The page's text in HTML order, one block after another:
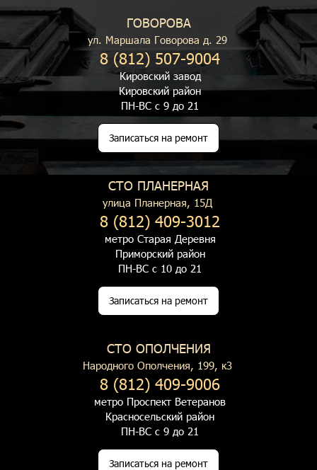
ГОВОРОВА
ул. Маршала Говорова д. 29
8 (812) 507-9004
Кировский завод
Кировский район
ПН-ВС с 9 до 21
Записаться на ремонт
СТО ПЛАНЕРНАЯ
улица Планерная, 15Д
8 (812) 409-3012
метро Старая Деревня
Приморский район
ПН-ВС с 10 до 21
Записаться на ремонт
СТО ОПОЛЧЕНИЯ
Народного Ополчения, 199, к3
8 (812) 409-9006
метро Проспект Ветеранов
Красносельский район
ПН-ВС с 9 до 21
Записаться на ремонт